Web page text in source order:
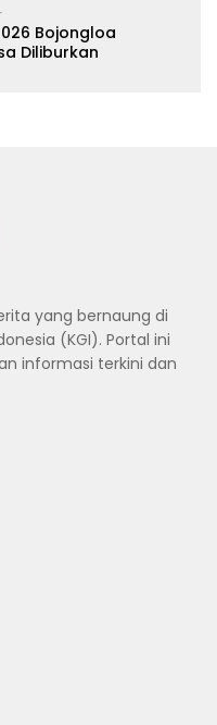
Bojongloa
Diliburkan
yang bernaung di
(KGI). Portal ini
informasi terkini dan